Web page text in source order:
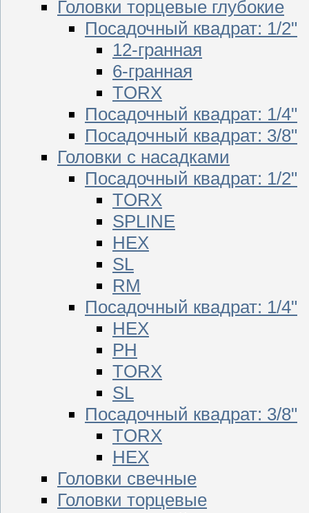
Головки торцевые глубокие
Посадочный квадрат: 1/2"
12-гранная
6-гранная
TORX
Посадочный квадрат: 1/4"
Посадочный квадрат: 3/8"
Головки с насадками
Посадочный квадрат: 1/2"
TORX
SPLINE
HEX
SL
RM
Посадочный квадрат: 1/4"
HEX
PH
TORX
SL
Посадочный квадрат: 3/8"
TORX
HEX
Головки свечные
Головки торцевые